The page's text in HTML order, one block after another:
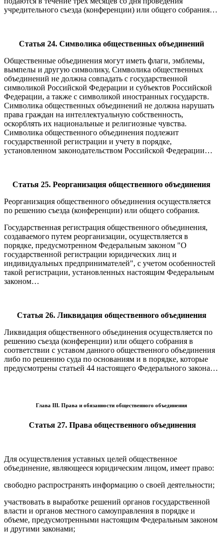
учредительного съезда (конференции) или общего собрания…
Статья 24. Символика общественных объединений
Общественные объединения могут иметь флаги, эмблемы,
вымпелы и другую символику, Символика общественных
объединений не должна совпадать с государственной
символикой Российской Федерации и субъектов Российской
Федерации, а также с символикой иностранных государств.
Символика общественных объединений не должна нарушать
права граждан на интеллектуальную собственность,
оскорблять их национальные и религиозные чувства.
Символика общественного объединения подлежит
государственной регистрации и учету в порядке,
установленном законодательством Российской Федерации…
Статья 25. Реорганизация общественного объединения
Реорганизация общественного объединения осуществляется
по решению съезда (конференции) или общего собрания.
Государственная регистрация общественного объединения,
создаваемого путем реорганизации, осуществляется в
порядке, предусмотренном Федеральным законом "О
государственной регистрации юридических лиц и
индивидуальных предпринимателей", с учетом особенностей
такой регистрации, установленных настоящим Федеральным
законом…
Статья 26. Ликвидация общественного объединения
Ликвидация общественного объединения осуществляется по
решению съезда (конференции) или общего собрания в
соответствии с уставом данного общественного объединения
либо по решению суда по основаниям и в порядке, которые
предусмотрены статьей 44 настоящего Федерального закона…
Глава III. Права и обязанности общественного объединения
Статья 27. Права общественного объединения
Для осуществления уставных целей общественное
объединение, являющееся юридическим лицом, имеет право:
свободно распространять информацию о своей деятельности;
участвовать в выработке решений органов государственной
власти и органов местного самоуправления в порядке и
объеме, предусмотренными настоящим Федеральным законом
и другими законами;